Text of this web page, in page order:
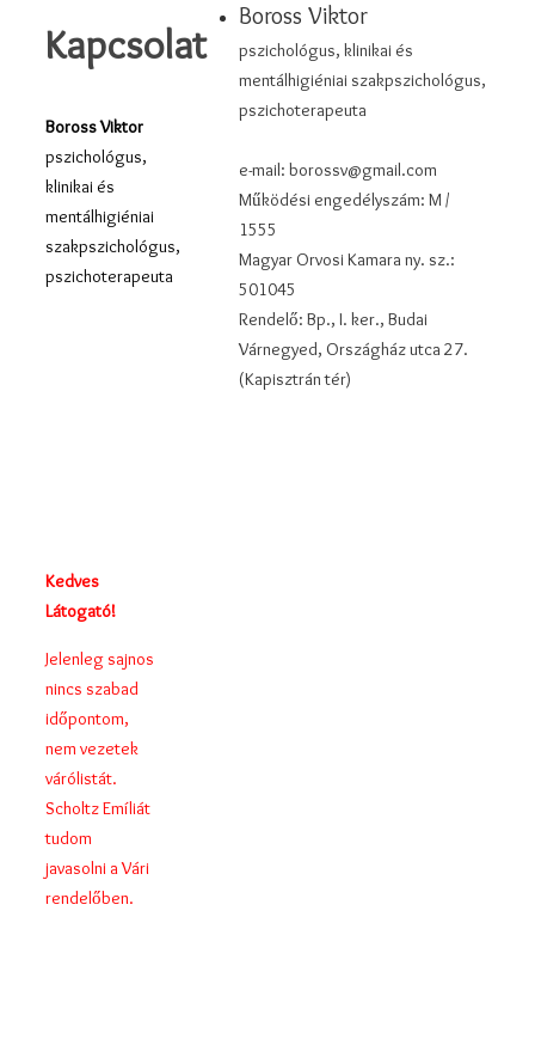
Kapcsolat
Boross Viktor
pszichológus,
klinikai és
mentálhigiéniai
szakpszichológus,
pszichoterapeuta
Kedves
Látogató!
Jelenleg sajnos
nincs szabad
időpontom,
nem vezetek
várólistát.
Scholtz Emíliát
tudom
javasolni a Vári
rendelőben.
Boross Viktor
pszichológus, klinikai és
mentálhigiéniai szakpszichológus,
pszichoterapeuta
e-mail: borossv@gmail.com
Működési engedélyszám: M /
1555
Magyar Orvosi Kamara ny. sz.:
501045
Rendelő: Bp., I. ker., Budai
Várnegyed, Országház utca 27.
(Kapisztrán tér)